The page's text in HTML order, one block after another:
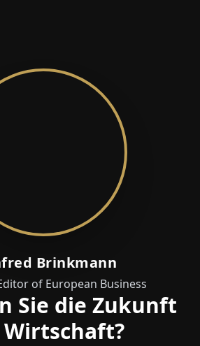
Brinkmann
of European Business
Sie die Zukunft